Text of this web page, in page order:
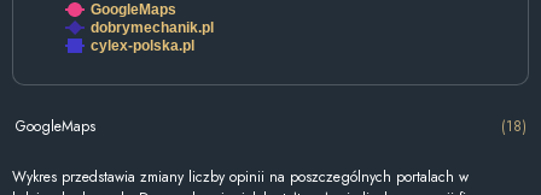
GoogleMaps
dobrymechanik.pl
cylex-polska.pl
GoogleMaps (18)
Wykres przedstawia zmiany liczby opinii na poszczególnych portalach w